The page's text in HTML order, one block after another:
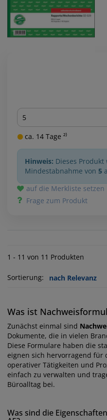
Menge
ca. 14 Tage ²⁾
Hinweis: Dieses
Mindestabnahme von 5
auf die Merkliste setzen
Frage zum Produkt
1 - 11 von 11 Produkten
Sortierung:
Was ist
Zunächst einmal sind
Dokumente, die in vielen
Diese Formulare haben die
eignen sich hervorragend für
operativer Tätigkeiten und
einfach zu verwalten und
Büroalltag bei.
Was sind die